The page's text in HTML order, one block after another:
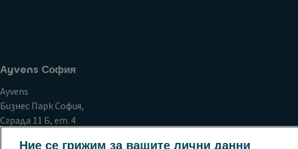
Аyvens София
Ayvens
Бизнес Парк София,
Сграда 11 Б, ет. 4
Ние се грижим за вашите лични данни